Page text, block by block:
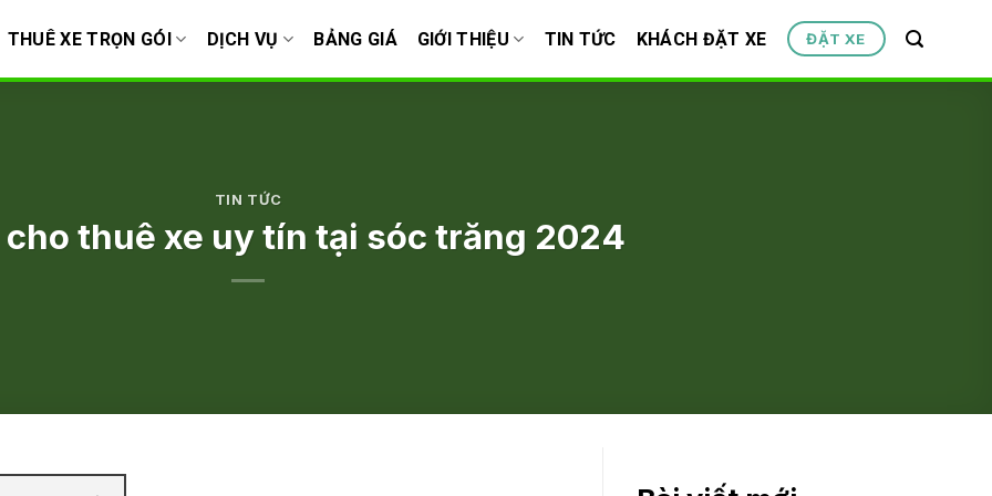
THUÊ XE TRỌN GÓI DỊCH VỤ BẢNG GIÁ GIỚI THIỆU TIN TỨC KHÁCH ĐẶT XE ĐẶT XE
TIN TỨC
thuê xe uy tín tại sóc trăng 2024